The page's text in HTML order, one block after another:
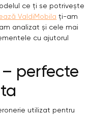
ce ți se potrivește
ValdiMobila ți-am
analizat și cele mai
cu ajutorul
perfecte
utilizat pentru